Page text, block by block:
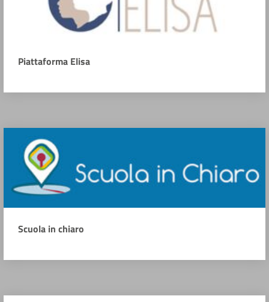
Piattaforma Elisa
Scuola in chiaro